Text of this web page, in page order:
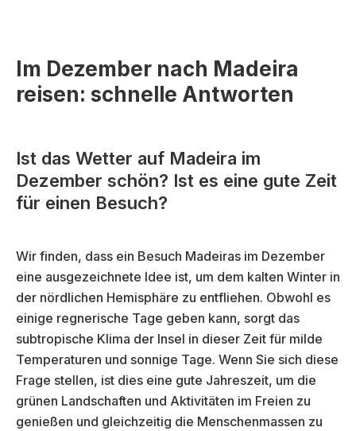
Im Dezember nach Madeira
reisen: schnelle Antworten
Ist das Wetter auf Madeira im
Dezember schön? Ist es eine gute Zeit
für einen Besuch?
Wir finden, dass ein Besuch Madeiras im Dezember
eine ausgezeichnete Idee ist, um dem kalten Winter in
der nördlichen Hemisphäre zu entfliehen. Obwohl es
einige regnerische Tage geben kann, sorgt das
subtropische Klima der Insel in dieser Zeit für milde
Temperaturen und sonnige Tage. Wenn Sie sich diese
Frage stellen, ist dies eine gute Jahreszeit, um die
grünen Landschaften und Aktivitäten im Freien zu
genießen und gleichzeitig die Menschenmassen zu